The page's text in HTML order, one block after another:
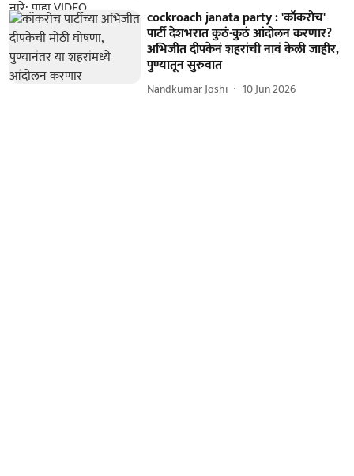
cockroach janata party : 'कॉकरोच'
पार्टी देशभरात कुठं-कुठं आंदोलन करणार?
अभिजीत दीपकेनं शहरांची नावं केली जाहीर,
पुण्यातून सुरुवात
Nandkumar Joshi 10 Jun 2026